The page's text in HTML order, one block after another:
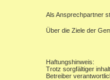
Als Ansprechpartner
Über die Ziele der
Haftungshinweis:
Trotz sorgfältiger
Betreiber